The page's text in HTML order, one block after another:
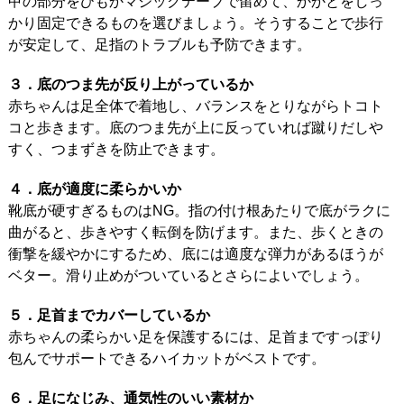
かり固定できるものを選びましょう。そうすることで歩行
が安定して、足指のトラブルも予防できます。
３．底のつま先が反り上がっているか
赤ちゃんは足全体で着地し、バランスをとりながらトコト
コと歩きます。底のつま先が上に反っていれば蹴りだしや
すく、つまずきを防止できます。
４．底が適度に柔らかいか
靴底が硬すぎるものはNG。指の付け根あたりで底がラクに
曲がると、歩きやすく転倒を防げます。また、歩くときの
衝撃を緩やかにするため、底には適度な弾力があるほうが
ベター。滑り止めがついているとさらによいでしょう。
５．足首までカバーしているか
赤ちゃんの柔らかい足を保護するには、足首まですっぽり
包んでサポートできるハイカットがベストです。
６．足になじみ、通気性のいい素材か